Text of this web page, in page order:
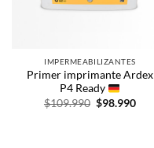
IMPERMEABILIZANTES
Primer imprimante Ardex
P4 Ready
$109.990 $98.990